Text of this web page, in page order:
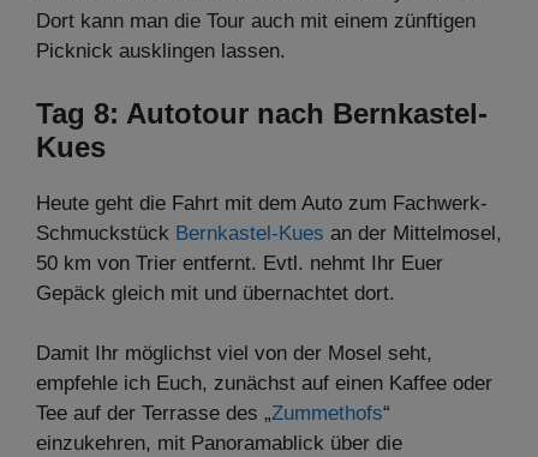
Dort kann man die Tour auch mit einem zünftigen
Picknick ausklingen lassen.
Tag 8: Autotour nach Bernkastel-
Kues
Heute geht die Fahrt mit dem Auto zum Fachwerk-
Schmuckstück Bernkastel-Kues an der Mittelmosel,
50 km von Trier entfernt. Evtl. nehmt Ihr Euer
Gepäck gleich mit und übernachtet dort.
Damit Ihr möglichst viel von der Mosel seht,
empfehle ich Euch, zunächst auf einen Kaffee oder
Tee auf der Terrasse des „Zummethofs“
einzukehren, mit Panoramablick über die